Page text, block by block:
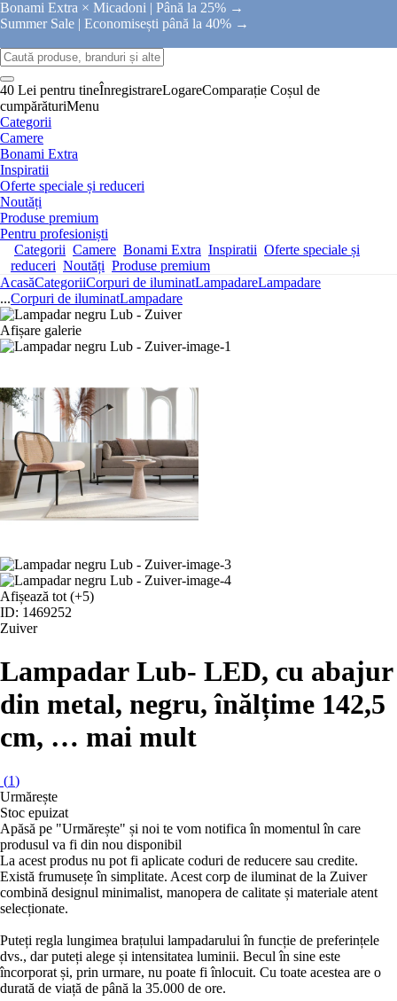
Bonami Extra × Micadoni | Până la 25% →
Summer Sale | Economisești până la 40% →
40 Lei pentru tineÎnregistrareLogareComparație Coșul de
cumpărăturiMenu
Categorii
Camere
Bonami Extra
Inspiratii
Oferte speciale și reduceri
Noutăți
Produse premium
Pentru profesioniști
Categorii Camere Bonami Extra Inspiratii Oferte speciale și
reduceri Noutăți Produse premium
AcasăCategoriiCorpuri de iluminatLampadareLampadare
...Corpuri de iluminatLampadare
Afișare galerie
Afișează tot (+5)
ID: 1469252
Zuiver
Lampadar Lub- LED, cu abajur
din metal, negru, înălțime 142,5
cm, … mai mult
(1)
Urmărește
Stoc epuizat
Apăsă pe "Urmărește" și noi te vom notifica în momentul în care
produsul va fi din nou disponibil
La acest produs nu pot fi aplicate coduri de reducere sau credite.
Există frumusețe în simplitate. Acest corp de iluminat de la Zuiver
combină designul minimalist, manopera de calitate și materiale atent
selecționate.
Puteți regla lungimea brațului lampadarului în funcție de preferințele
dvs., dar puteți alege și intensitatea luminii. Becul în sine este
încorporat și, prin urmare, nu poate fi înlocuit. Cu toate acestea are o
durată de viață de până la 35.000 de ore.